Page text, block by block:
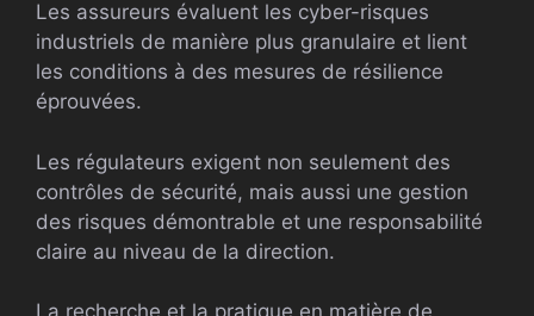
Les assureurs évaluent les cyber-risques
industriels de manière plus granulaire et lient
les conditions à des mesures de résilience
éprouvées.
Les régulateurs exigent non seulement des
contrôles de sécurité, mais aussi une gestion
des risques démontrable et une responsabilité
claire au niveau de la direction.